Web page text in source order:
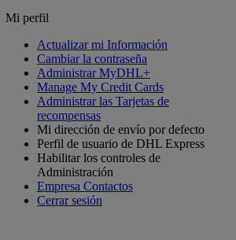
Mi perfil
Actualizar mi Información
Cambiar la contraseña
Administrar MyDHL+
Manage My Credit Cards
Administrar las Tarjetas de
recompensas
Mi dirección de envío por defecto
Perfil de usuario de DHL Express
Habilitar los controles de
Administración
Empresa Contactos
Cerrar sesión